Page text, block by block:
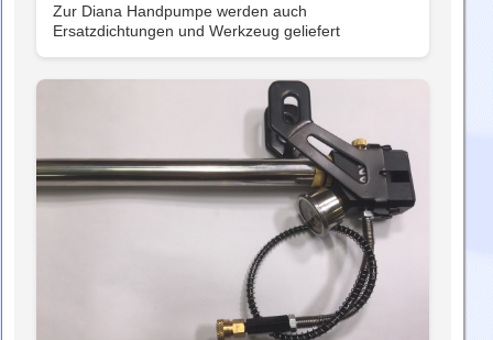
Zur Diana Handpumpe werden auch
Ersatzdichtungen und Werkzeug geliefert